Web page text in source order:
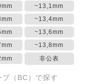
~13,1mm
~13,4mm
~13,6mm
~13,8mm
非公表
ブ（BC）で探す